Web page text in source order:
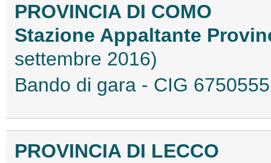
PROVINCIA DI COMO
Stazione Appaltante
settembre 2016)
Bando di gara - CIG
PROVINCIA DI LECCO